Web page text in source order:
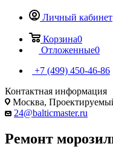
Личный кабинет
Корзина0
Отложенные0
+7 (499) 450-46-86
Контактная информация
Москва,
24@balticmaster.ru
Ремонт